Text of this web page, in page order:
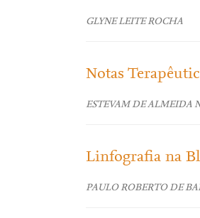
GLYNE LEITE ROCHA
Notas
ESTEVAM DE ALMEIDA
Linfografia na
PAULO ROBERTO DE